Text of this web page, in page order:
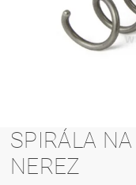
SPIRÁLA
NEREZ